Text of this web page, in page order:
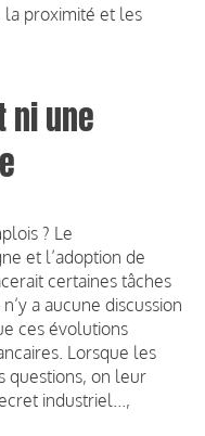
la proximité et les
ni une
? Le
et l’adoption de
certaines tâches
a aucune discussion
ces évolutions
Lorsque les
questions, on leur
industriel...,